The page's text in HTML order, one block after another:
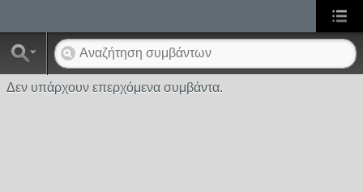
Δεν υπάρχουν επερχόμενα συμβάντα.